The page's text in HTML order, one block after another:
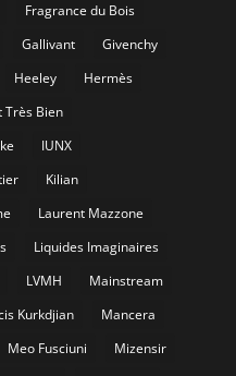
Fragrance du Bois
Gallivant
Givenchy
Heeley
Hermès
Très Bien
IUNX
Kilian
Laurent Mazzone
Liquides Imaginaires
LVMH
Mainstream
Kurkdjian
Mancera
Meo Fusciuni
Mizensir